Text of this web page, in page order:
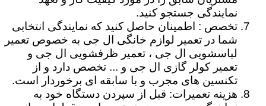
نمایندگی جستجو کنید.
تخصص : اطمینان حاصل کنید که نمایندگی انتخابی
شما در تعمیر لوازم خانگی ال جی به خصوص تعمیر
لباسشویی ال جی ، تعمیر ظرفشویی ال جی و
تعمیر کولر گازی ال جی و ... تخصص دارد و از
تکنسین های مجرب و با سابقه ای برخوردار است.
هزینه تعمیرات: قبل از سپردن دستگاه خود به